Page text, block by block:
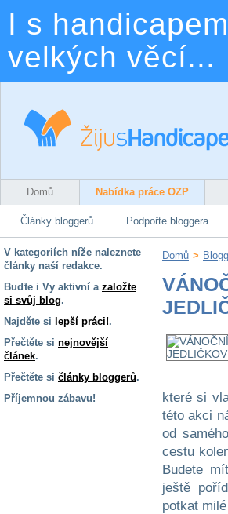
I s
velkých věcí...
Domů Nabídka práce OZP
Články bloggerů Podpořte bloggera
V kategoriích níže naleznete
články naší redakce.
Buďte i Vy aktivní a založte
si svůj blog.
Najděte si lepší práci!.
Přečtěte si nejnovější
článek.
Přečtěte si články bloggerů.
Příjemnou zábavu!
Domů >
které si
této akci
od
cestu
Budete
ještě
potkat